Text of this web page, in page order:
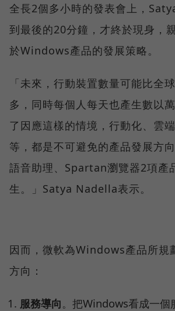
全長2個多小時的發表會上，
到最後的20分鐘，才終於現身，
於Windows產品的發展策略。
「未來，行動裝置數量可能比全
多，同時每個人每天也產生數以
了因應這樣的情境，行動化、雲
等，都是不可避免的產品發展方
語音助理、Spartan瀏覽器2項產
生。」Satya Nadella表示。
因而，微軟為Windows產品所規
方向：
服務導向。把Windows看成一個